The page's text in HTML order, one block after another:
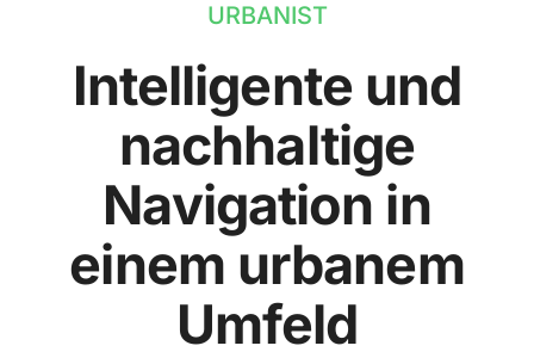
URBANIST
Intelligente und
nachhaltige
Navigation in
einem urbanem
Umfeld